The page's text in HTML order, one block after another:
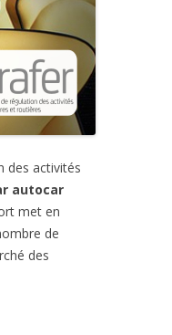
des activités
autocar
met en
de
des